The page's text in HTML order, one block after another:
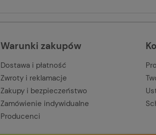
Warunki zakupów
Dostawa i płatność
Zwroty i reklamacje
Zakupy i bezpieczeństwo
Zamówienie indywidualne
Producenci